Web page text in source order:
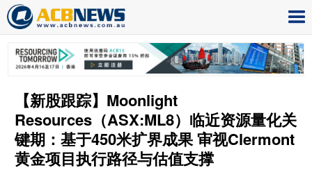
【新股跟踪】Moonlight
Resources（ASX:ML8）临近资源量化关
键期：基于450米扩界成果 审视Clermont
黄金项目执行路径与估值支撑